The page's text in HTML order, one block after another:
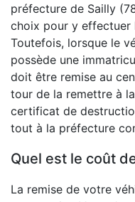
préfecture de Sailly
choix pour y effectuer
Toutefois, lorsque le
possède une
doit être remise au
tour de la remettre à
certificat de
tout à la préfecture
Quel est le coût
La remise de votre